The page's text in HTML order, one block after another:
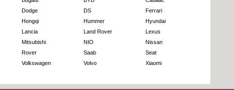
Dodge DS
Ferrari
Hongqi Hummer
Hyundai
Lancia Land Rover
Lexus
Mitsubishi NIO
Nissan
Rover Saab
Seat
Volkswagen Volvo
Xiaomi